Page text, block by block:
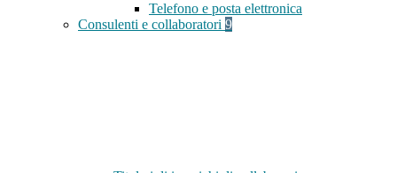
Telefono e posta elettronica
Consulenti e collaboratori 9